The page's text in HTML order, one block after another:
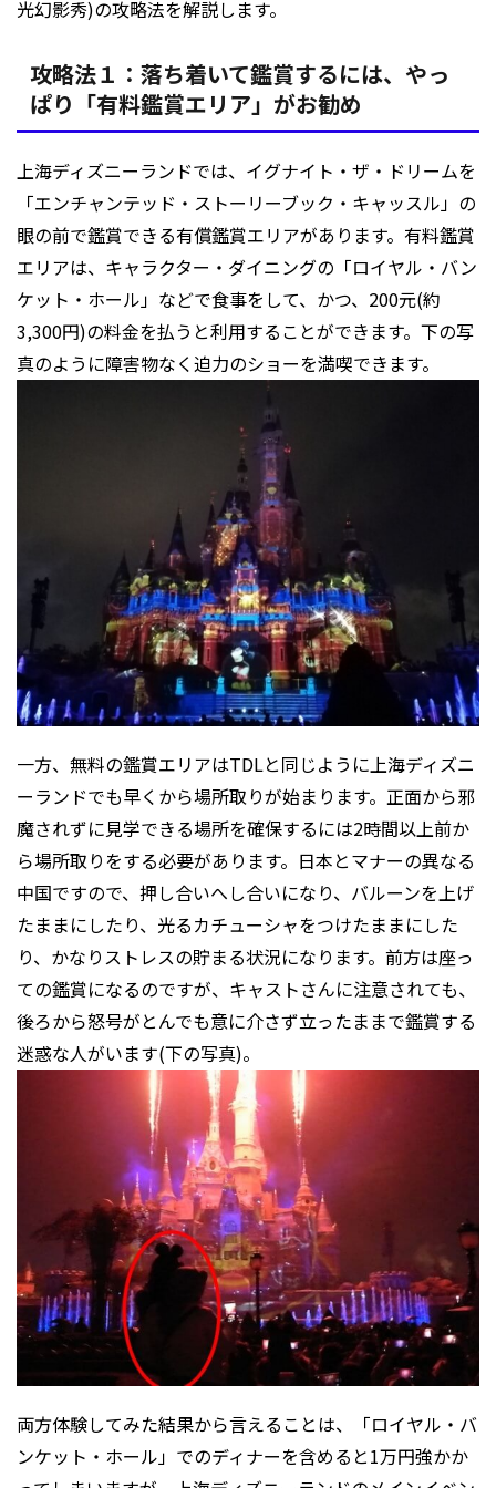
光幻影秀)の攻略法を解説します。
攻略法１：落ち着いて鑑賞するには、やっ
ぱり「有料鑑賞エリア」がお勧め
上海ディズニーランドでは、イグナイト・ザ・ドリームを
「エンチャンテッド・ストーリーブック・キャッスル」の
眼の前で鑑賞できる有償鑑賞エリアがあります。有料鑑賞
エリアは、キャラクター・ダイニングの「ロイヤル・バン
ケット・ホール」などで食事をして、かつ、200元(約
3,300円)の料金を払うと利用することができます。下の写
真のように障害物なく迫力のショーを満喫できます。
一方、無料の鑑賞エリアはTDLと同じように上海ディズニ
ーランドでも早くから場所取りが始まります。正面から邪
魔されずに見学できる場所を確保するには2時間以上前か
ら場所取りをする必要があります。日本とマナーの異なる
中国ですので、押し合いへし合いになり、バルーンを上げ
たままにしたり、光るカチューシャをつけたままにした
り、かなりストレスの貯まる状況になります。前方は座っ
ての鑑賞になるのですが、キャストさんに注意されても、
後ろから怒号がとんでも意に介さず立ったままで鑑賞する
迷惑な人がいます(下の写真)。
両方体験してみた結果から言えることは、「ロイヤル・バ
ンケット・ホール」でのディナーを含めると1万円強かか